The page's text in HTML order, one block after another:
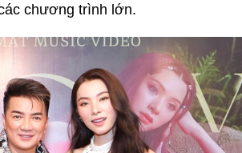
chương trình lớn.